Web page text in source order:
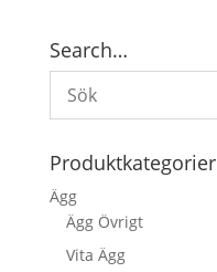
Search…
Produktkategorier
Ägg
Ägg Övrigt
Vita Ägg